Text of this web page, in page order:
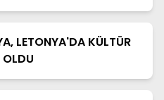
LETONYA'DA KÜLTÜR
OLDU